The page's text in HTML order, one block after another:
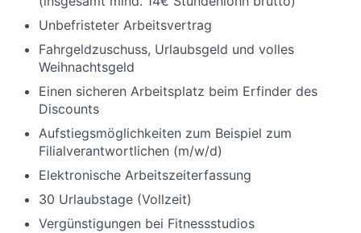
Unbefristeter Arbeitsvertrag
Fahrgeldzuschuss, Urlaubsgeld und volles
Weihnachtsgeld
Einen sicheren Arbeitsplatz beim Erfinder des
Discounts
Aufstiegsmöglichkeiten zum Beispiel zum
Filialverantwortlichen (m/w/d)
Elektronische Arbeitszeiterfassung
30 Urlaubstage (Vollzeit)
Vergünstigungen bei Fitnessstudios